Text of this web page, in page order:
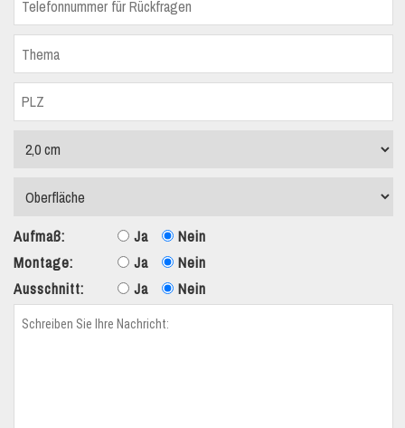
Aufmaß: Ja
Nein
Montage:
Ja
Nein
Ausschnitt:
Ja Nein